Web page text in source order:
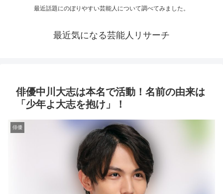
最近話題にのぼりやすい芸能人について調べてみました。
最近気になる芸能人リサーチ
俳優中川大志は本名で活動！名前の由来は
「少年よ大志を抱け」！
俳優